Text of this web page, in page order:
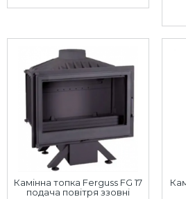
Камінна топка Ferguss FG 17
подача повітря ззовні